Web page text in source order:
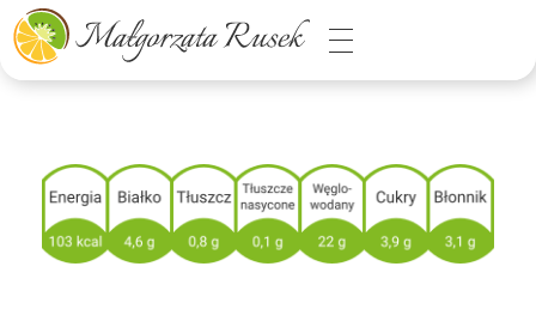
Małgorzata Rusek - dietetyk z pasją
Dietetyka kliniczna & Psychodietetyka